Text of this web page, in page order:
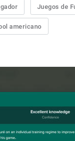
Juegos de
americano